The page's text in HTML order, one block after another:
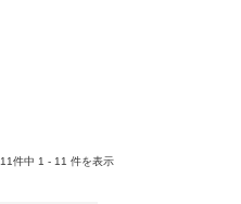
11件中 1 - 11 件を表示